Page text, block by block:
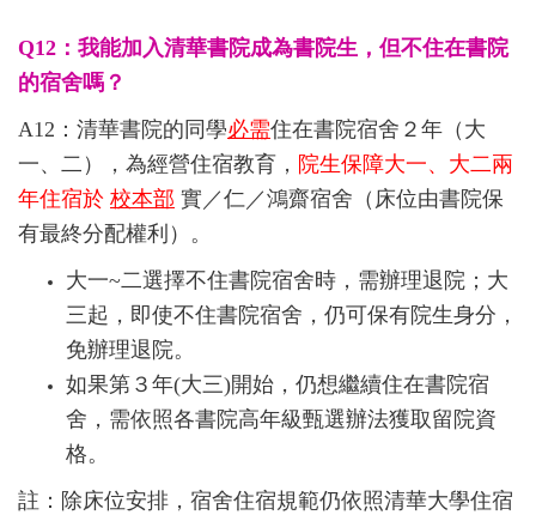
Q12：我能加入清華書院成為書院生，但不住在書院
的宿舍嗎？
A12：清華書院的 同學必需住在書院宿舍２年（大
一、二），為經營住宿教育， 院生保障大一、大二兩
年住宿於 校本部 實／仁／鴻齋宿舍（床位由書院保
有最終分配權利）。
大一~二選擇不住書院宿舍時，需辦理退院；大
三起，即使不住書院宿舍，仍可保有院生身分，
免辦理退院。
如果第３年(大三)開始，仍想繼續住在書院宿
舍，需依照各書院高年級甄選辦法獲取留院資
格。
註：除床位安排，宿舍住宿規範仍依照清華大學住宿